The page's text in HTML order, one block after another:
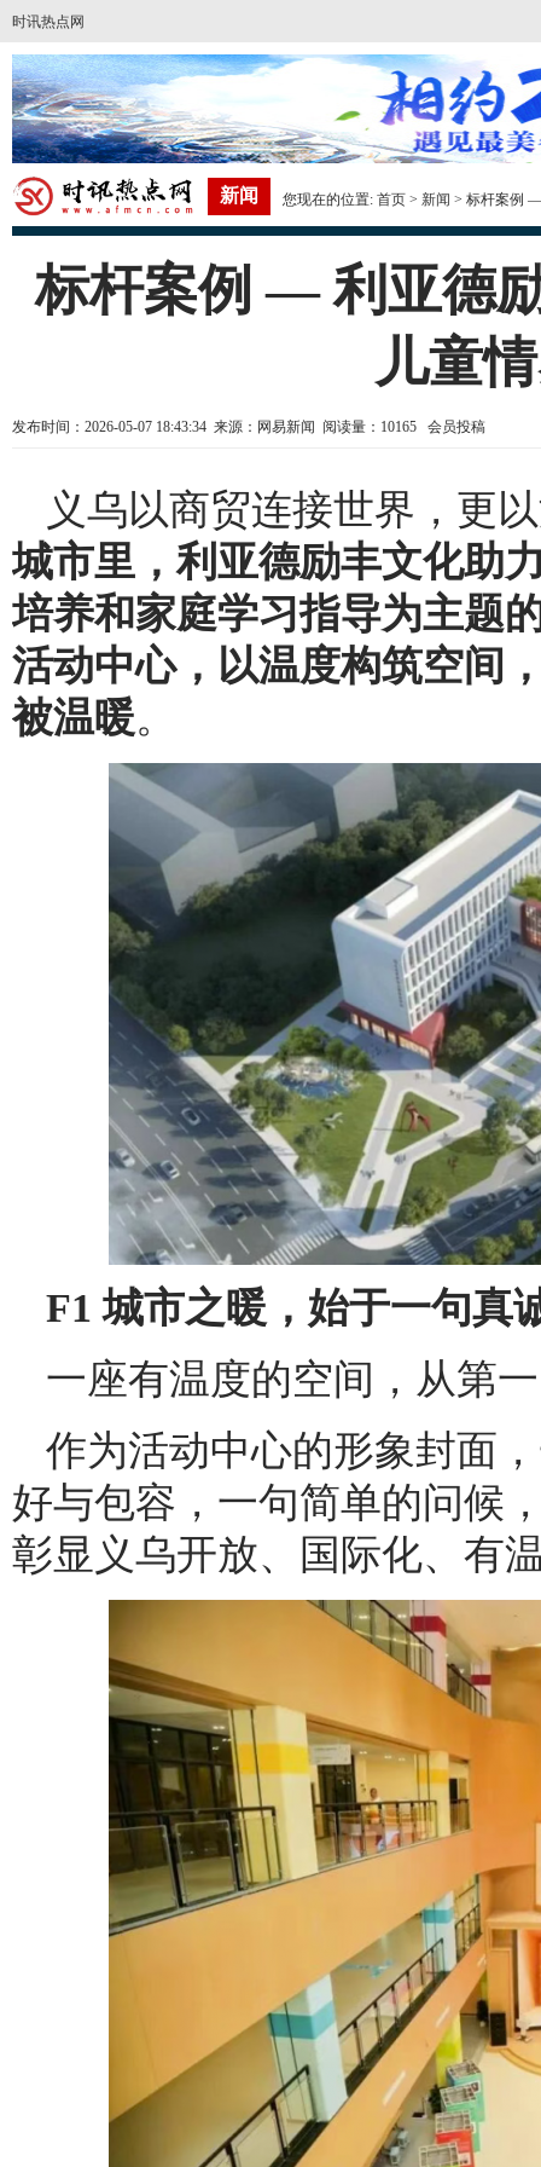
时讯热点网
新闻 您现在的位置: 首页> 新闻 > 标杆案例
标杆案例 — 利亚德
儿童
发布时间：2026-05-07 18:43:34 来源：网易新闻 阅读量：10165 会员投稿
义乌以商贸连接世界，更
城市里，利亚德励丰文化助
培养和家庭学习指导为主
活动中心，以温度构筑空间
被温暖。
F1 城市之暖，始于一句真
一座有温度的空间，从第
作为活动中心的形象封面
好与包容，一句简单的问候
彰显义乌开放、国际化、有